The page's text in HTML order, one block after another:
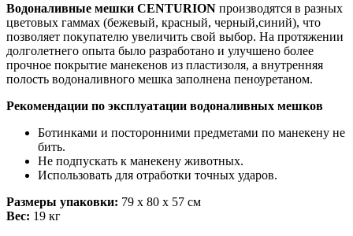
Водоналивные мешки CENTURION производятся в разных
цветовых гаммах (бежевый, красный, черный,синий), что
позволяет покупателю увеличить свой выбор. На протяжении
долголетнего опыта было разработано и улучшено более
прочное покрытие манекенов из пластизоля, а внутренняя
полость водоналивного мешка заполнена пеноуретаном.
Рекомендации по эксплуатации водоналивных мешков
Ботинками и посторонними предметами по манекену не
бить.
Не подпускать к манекену животных.
Использовать для отработки точных ударов.
Размеры упаковки: 79 х 80 х 57 см
Вес: 19 кг